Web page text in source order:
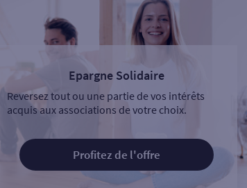
Epargne Solidaire
Reversez tout ou une partie de vos intérêts
acquis aux associations de votre choix.
Profitez de l'offre